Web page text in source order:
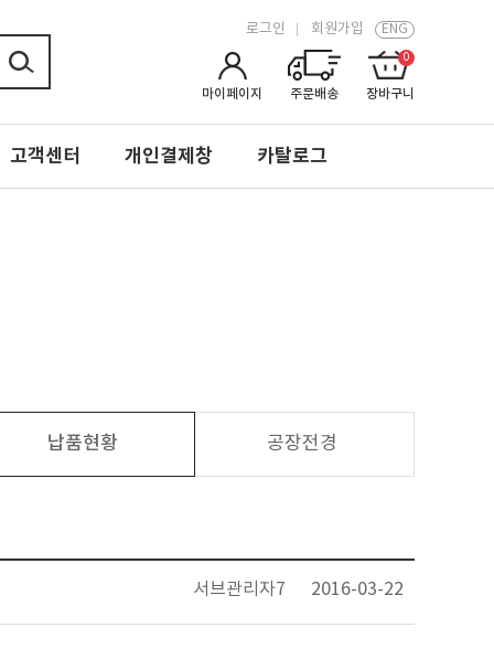
로그인 회원가입 ENG
마이페이지 주문배송
0
장바구니
고객센터 개인결제창 카탈로그
납품현황 공장전경
서브관리자7 2016-03-22